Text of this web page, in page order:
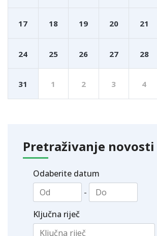
17 18 19 20 21
24 25 26 27 28
31 1 2 3 4
Pretraživanje novosti
Odaberite datum
-
Ključna riječ